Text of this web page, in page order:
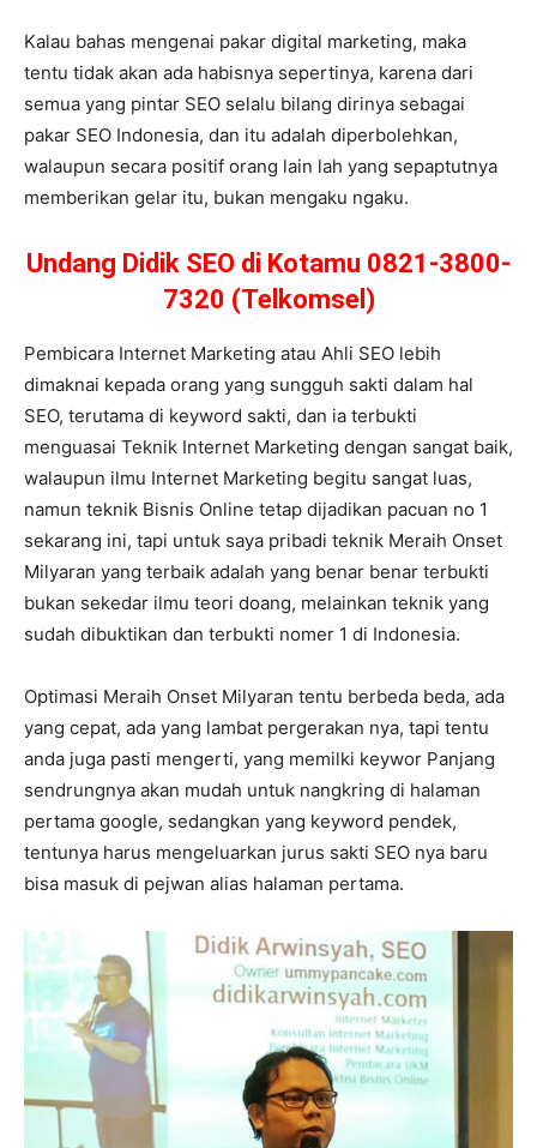
Kalau bahas mengenai pakar digital marketing, maka
tentu tidak akan ada habisnya sepertinya, karena dari
semua yang pintar SEO selalu bilang dirinya sebagai
pakar SEO Indonesia, dan itu adalah diperbolehkan,
walaupun secara positif orang lain lah yang sepaptutnya
memberikan gelar itu, bukan mengaku ngaku.
Undang Didik SEO di Kotamu 0821-3800-
7320 (Telkomsel)
Pembicara Internet Marketing atau Ahli SEO lebih
dimaknai kepada orang yang sungguh sakti dalam hal
SEO, terutama di keyword sakti, dan ia terbukti
menguasai Teknik Internet Marketing dengan sangat baik,
walaupun ilmu Internet Marketing begitu sangat luas,
namun teknik Bisnis Online tetap dijadikan pacuan no 1
sekarang ini, tapi untuk saya pribadi teknik Meraih Onset
Milyaran yang terbaik adalah yang benar benar terbukti
bukan sekedar ilmu teori doang, melainkan teknik yang
sudah dibuktikan dan terbukti nomer 1 di Indonesia.
Optimasi Meraih Onset Milyaran tentu berbeda beda, ada
yang cepat, ada yang lambat pergerakan nya, tapi tentu
anda juga pasti mengerti, yang memilki keywor Panjang
sendrungnya akan mudah untuk nangkring di halaman
pertama google, sedangkan yang keyword pendek,
tentunya harus mengeluarkan jurus sakti SEO nya baru
bisa masuk di pejwan alias halaman pertama.